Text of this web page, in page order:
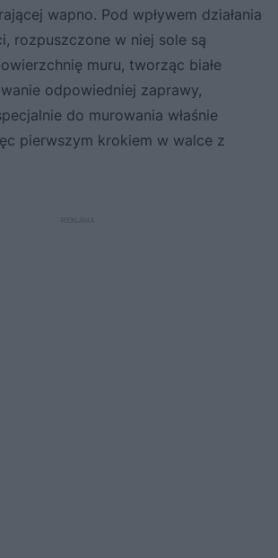
wapno. Pod wpływem działania
rozpuszczone w niej sole są
muru, tworząc białe
odpowiedniej zaprawy,
do murowania właśnie
pierwszym krokiem w walce z